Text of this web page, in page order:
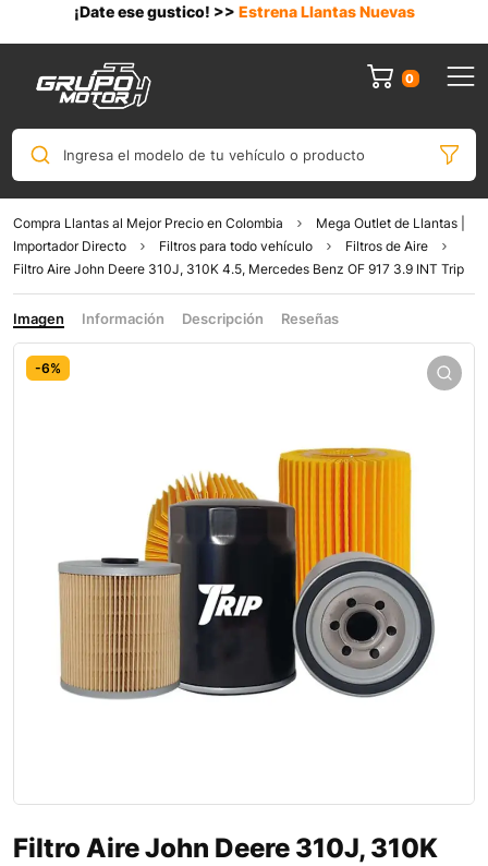
¡Date ese gustico! >> Estrena Llantas Nuevas
0
Ingresa el modelo de tu vehículo o producto
Compra Llantas al Mejor Precio en Colombia
Mega Outlet de Llantas |
Importador Directo
Filtros para todo vehículo
Filtros de Aire
Filtro Aire John Deere 310J, 310K 4.5, Mercedes Benz OF 917 3.9 INT Trip
Imagen Información Descripción Reseñas
-6%
Filtro Aire John Deere 310J, 310K